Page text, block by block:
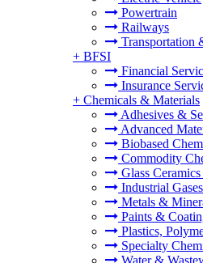
Powertrain
Railways
Transportation
+ BFSI
Financial
Insurance
+ Chemicals & Materials
Adhesives &
Advanced
Biobased
Commodity
Glass
Industrial Gases
Metals &
Paints &
Plastics,
Specialty
Water &